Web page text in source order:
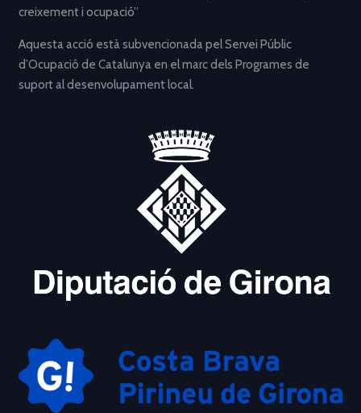
creixement i ocupació”
Aquesta acció està subvencionada pel Servei Públic
d’Ocupació de Catalunya en el marc dels Programes de
suport al desenvolupament local.